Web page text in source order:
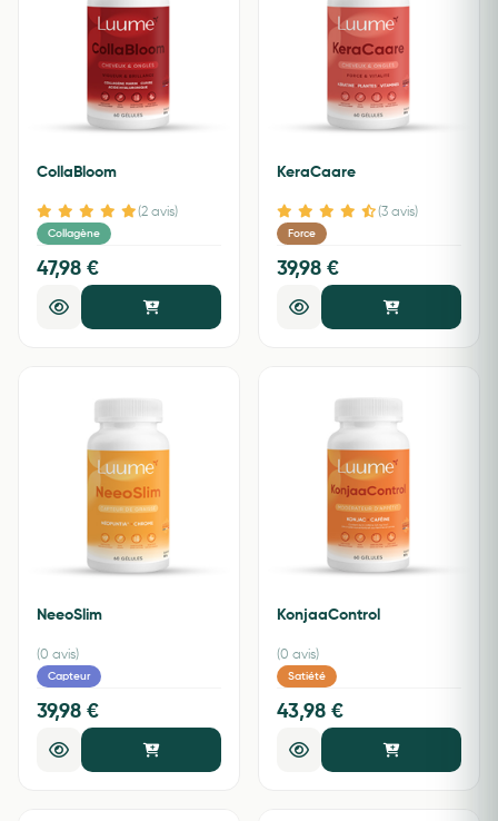
CollaBloom
(2 avis)
Collagène
47,98 €
KeraCaare
(3 avis)
Force
39,98 €
NeeoSlim
(0 avis)
Capteur
39,98 €
KonjaaControl
(0 avis)
Satiété
43,98 €